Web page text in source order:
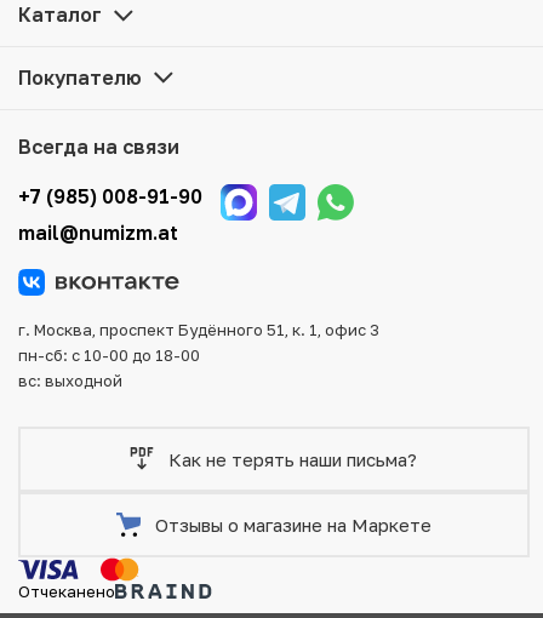
в каталоге, находятся в наличии на нашем складе.
того, возможен самовывоз товара из офиса магазина.
тщательно упаковываются, что исключает возможность
повреждения во время доставки.
Каталог
Покупателю
Всегда на связи
+7 (985) 008-91-90
mail@numizm.at
г. Москва, проспект Будённого 51, к. 1, офис 3
пн-сб: с 10-00 до 18-00
вс: выходной
Как не терять наши письма?
Отзывы о магазине на Маркете
Отчеканено